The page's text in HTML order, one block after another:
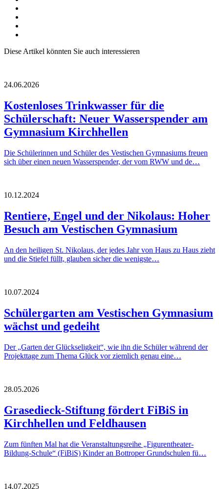
Diese Artikel könnten Sie auch interessieren
24.06.2026
Kostenloses Trinkwasser für die
Schülerschaft: Neuer Wasserspender am
Gymnasium Kirchhellen
Die Schülerinnen und Schüler des Vestischen Gymnasiums freuen
sich über einen neuen Wasserspender, der vom RWW und de…
10.12.2024
Rentiere, Engel und der Nikolaus: Hoher
Besuch am Vestischen Gymnasium
An den heiligen St. Nikolaus, der jedes Jahr von Haus zu Haus zieht
und die Stiefel füllt, glauben sicher die wenigste…
10.07.2024
Schülergarten am Vestischen Gymnasium
wächst und gedeiht
Der „Garten der Glückseligkeit“, wie ihn die Schüler während der
Projekttage zum Thema Glück vor ziemlich genau eine…
28.05.2026
Grasedieck-Stiftung fördert FiBiS in
Kirchhellen und Feldhausen
Zum fünften Mal hat die Veranstaltungsreihe „Figurentheater-
Bildung-Schule“ (FiBiS) Kinder an Bottroper Grundschulen fü…
14.07.2025